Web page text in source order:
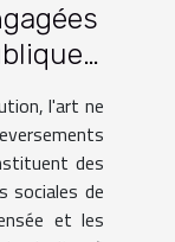
l'art ne
des
sociales de
et les